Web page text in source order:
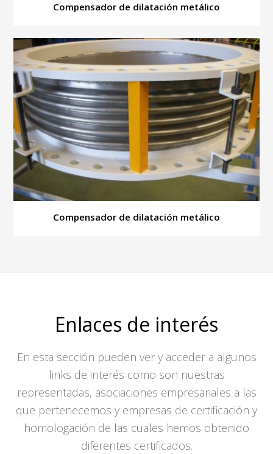
Compensador de dilatación metálico
Compensador de dilatación metálico
Enlaces de interés
En esta sección pueden ver y acceder a algunos
links de interés como son nuestras
representadas, asociaciones empresariales a las
que pertenecemos y empresas de certificación y
homologación de las cuales hemos obtenido
diferentes certificados.